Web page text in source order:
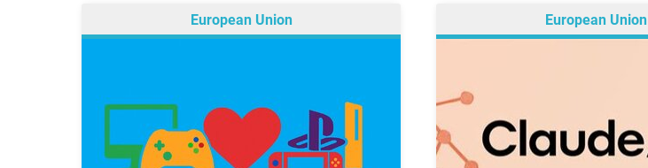
European Union European Union